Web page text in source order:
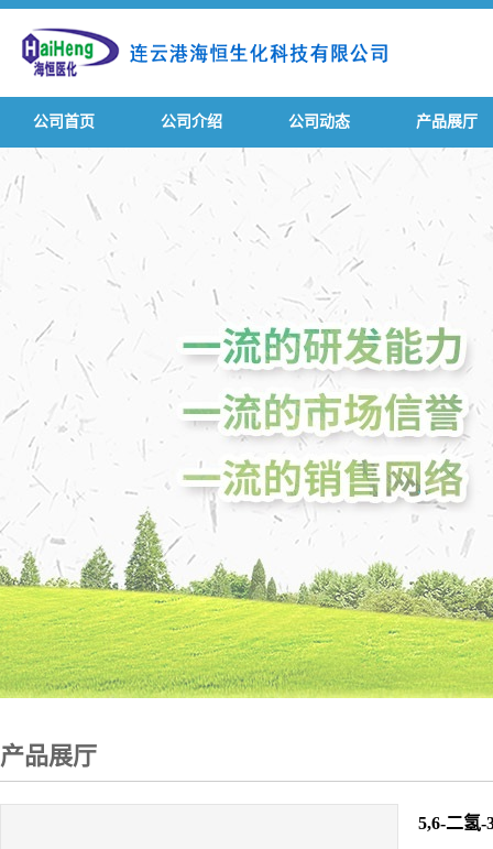
公司首页 公司介绍 公司动态 产品展厅
产品展厅
5,6-二氢-